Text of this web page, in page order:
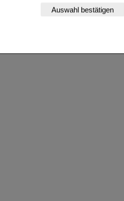
unserer Website
nicht verzichtet werden kann.
zu gestalten,
bevorzugte Verhaltensweisen (z.B.
beachten Sie, dass Daten hierfür
Auswahl bestätigen